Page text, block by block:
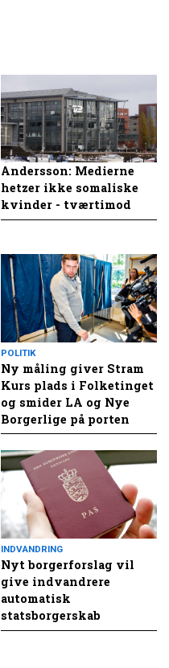
Andersson: Medierne
hetzer ikke somaliske
kvinder - tværtimod
POLITIK
Ny måling giver Stram
Kurs plads i Folketinget
og smider LA og Nye
Borgerlige på porten
INDVANDRING
Nyt borgerforslag vil
give indvandrere
automatisk
statsborgerskab